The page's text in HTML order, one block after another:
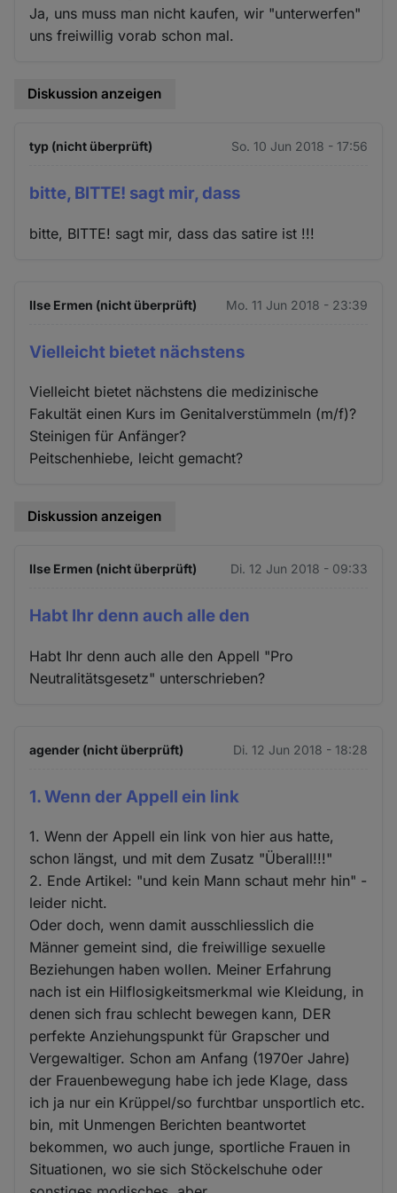
Ja, uns muss man nicht kaufen, wir "unterwerfen"
uns freiwillig vorab schon mal.
Diskussion anzeigen
typ (nicht überprüft) So. 10 Jun 2018 - 17:56
bitte, BITTE! sagt mir, dass
bitte, BITTE! sagt mir, dass das satire ist !!!
Ilse Ermen (nicht überprüft) Mo. 11 Jun 2018 - 23:39
Vielleicht bietet nächstens
Vielleicht bietet nächstens die medizinische
Fakultät einen Kurs im Genitalverstümmeln (m/f)?
Steinigen für Anfänger?
Peitschenhiebe, leicht gemacht?
Diskussion anzeigen
Ilse Ermen (nicht überprüft) Di. 12 Jun 2018 - 09:33
Habt Ihr denn auch alle den
Habt Ihr denn auch alle den Appell "Pro
Neutralitätsgesetz" unterschrieben?
agender (nicht überprüft) Di. 12 Jun 2018 - 18:28
1. Wenn der Appell ein link
1. Wenn der Appell ein link von hier aus hatte,
schon längst, und mit dem Zusatz "Überall!!!"
2. Ende Artikel: "und kein Mann schaut mehr hin" -
leider nicht.
Oder doch, wenn damit ausschliesslich die
Männer gemeint sind, die freiwillige sexuelle
Beziehungen haben wollen. Meiner Erfahrung
nach ist ein Hilflosigkeitsmerkmal wie Kleidung, in
denen sich frau schlecht bewegen kann, DER
perfekte Anziehungspunkt für Grapscher und
Vergewaltiger. Schon am Anfang (1970er Jahre)
der Frauenbewegung habe ich jede Klage, dass
ich ja nur ein Krüppel/so furchtbar unsportlich etc.
bin, mit Unmengen Berichten beantwortet
bekommen, wo auch junge, sportliche Frauen in
Situationen, wo sie sich Stöckelschuhe oder
Cookies